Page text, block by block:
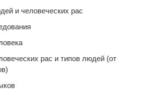
и человеческих рас
рас и типов людей (от